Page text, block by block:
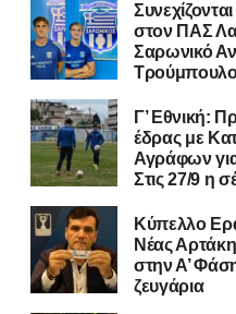
στον ΠΑΣ
Σαρωνικό
Γ’ Εθνική:
έδρας με
Αγράφων
Στις 27/9 η
Kύπελλο
Nέας
στην Α’
ζευγάρια